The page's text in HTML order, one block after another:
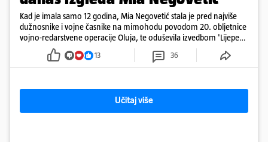
Kad je imala samo 12 godina, Mia Negovetić stala je pred najviše
dužnosnike i vojne časnike na mimohodu povodom 20. obljetnice
vojno-redarstvene operacije Oluja, te oduševila izvedbom 'Lijepe
13 36
Učitaj više